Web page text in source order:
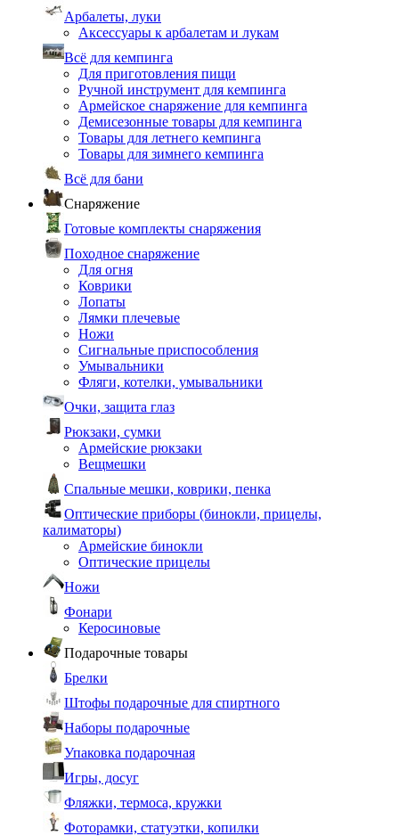
Арбалеты, луки
Аксессуары к арбалетам и лукам
Всё для кемпинга
Для приготовления пищи
Ручной инструмент для кемпинга
Армейское снаряжение для кемпинга
Демисезонные товары для кемпинга
Товары для летнего кемпинга
Товары для зимнего кемпинга
Всё для бани
Снаряжение
Готовые комплекты снаряжения
Походное снаряжение
Для огня
Коврики
Лопаты
Лямки плечевые
Ножи
Сигнальные приспособления
Умывальники
Фляги, котелки, умывальники
Очки, защита глаз
Рюкзаки, сумки
Армейские рюкзаки
Вещмешки
Спальные мешки, коврики, пенка
Оптические приборы (бинокли, прицелы,
калиматоры)
Армейские бинокли
Оптические прицелы
Ножи
Фонари
Керосиновые
Подарочные товары
Брелки
Штофы подарочные для спиртного
Наборы подарочные
Упаковка подарочная
Игры, досуг
Фляжки, термоса, кружки
Фоторамки, статуэтки, копилки